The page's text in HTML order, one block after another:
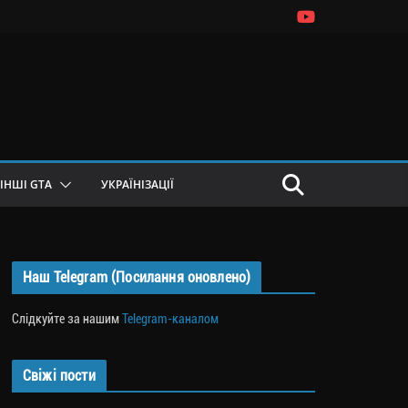
ІНШІ GTA УКРАЇНІЗАЦІЇ
Наш Telegram (Посилання оновлено)
Слідкуйте за нашимTelegram-каналом
Свіжі пости